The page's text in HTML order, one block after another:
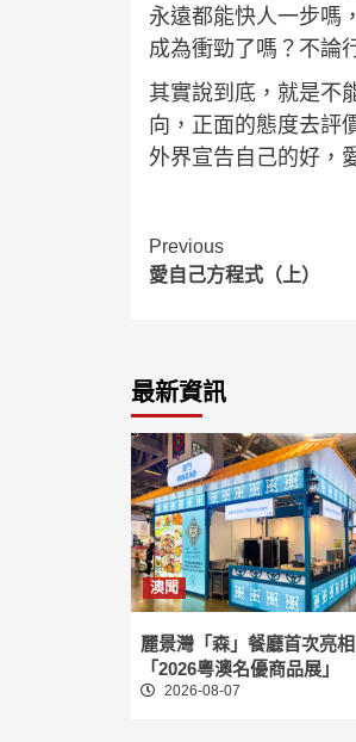
永遠都能快人一步嗎
成為衝勁了嗎？不論
其實說到底，就是不
向，正面的態度去評
外界宣告自己的好，
Continue
Reading
Previous
愛自己方程式（上）
最新資訊
澳聞
麗景灣「森」餐廳首次亮相
「2026粵澳名優商品展」
2026-08-07